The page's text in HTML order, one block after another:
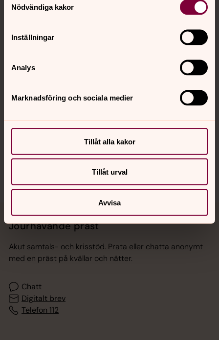
Nödvändiga kakor
Inställningar
Analys
Marknadsföring och sociala medier
Tillåt alla kakor
Tillåt urval
Avvisa
Kontakt
Kalender
Jourhavande präst
Akut samtals- och krisstöd. Prata eller chatta anonymt
med en präst på kvällar och nätter.
Chatt
Digitalt brev
Telefon 112